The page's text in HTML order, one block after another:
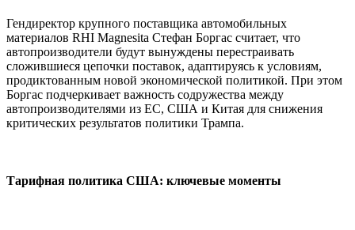
Гендиректор крупного поставщика автомобильных
материалов RHI Magnesita Стефан Боргас считает, что
автопроизводители будут вынуждены перестраивать
сложившиеся цепочки поставок, адаптируясь к условиям,
продиктованным новой экономической политикой. При этом
Боргас подчеркивает важность содружества между
автопроизводителями из ЕС, США и Китая для снижения
критических результатов политики Трампа.
Тарифная политика США: ключевые моменты